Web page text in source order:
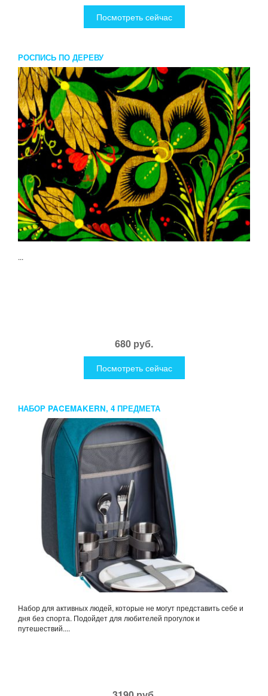
Посмотреть сейчас
РОСПИСЬ ПО ДЕРЕВУ
...
680 руб.
Посмотреть сейчас
НАБОР PACEMAKERN, 4 ПРЕДМЕТА
Набор для активных людей, которые не могут представить себе и
дня без спорта. Подойдет для любителей прогулок и
путешествий....